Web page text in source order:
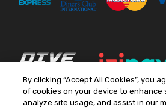
By clicking “Accept All Cookies”, you
of cookies on your device to enhance
analyze site usage, and assist in our